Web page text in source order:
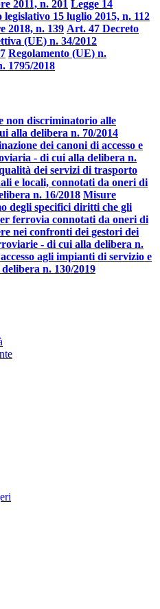
2011, n. 201 Legge 14
legislativo 15 luglio 2015, n. 112
2018, n. 139 Art. 47 Decreto
(UE) n. 34/2012
Regolamento (UE) n.
1795/2018
non discriminatorio alle
alla delibera n. 70/2014
dei canoni di accesso e
- di cui alla delibera n.
dei servizi di trasporto
e locali, connotati da oneri di
n. 16/2018 Misure
degli specifici diritti che gli
ferrovia connotati da oneri di
nei confronti dei gestori dei
- di cui alla delibera n.
agli impianti di servizio e
n. 130/2019